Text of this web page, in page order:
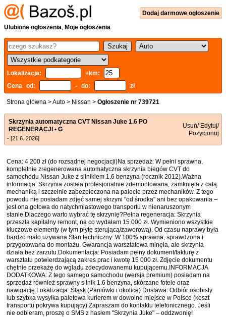
Dodaj darmowe ogłoszenie
Ulubione ogłoszenia, Moje ogłoszenia
Lokalizacja:
+km:
Cena od:
- do: zł
Strona główna >Auto > Nissan > Ogłoszenie nr 739721
Skrzynia automatyczna CVT Nissan Juke 1.6 PO
REGENERACJI • G
- [21.6. 2026]
Usuń/ Edytuj/
Pozycjonuj
Cena: 4 200 zł (do rozsądnej negocjacji)Na sprzedaż: W pełni sprawna,
kompletnie zregenerowana automatyczna skrzynia biegów CVT do
samochodu Nissan Juke z silnikiem 1.6 benzyna (rocznik 2012).Ważna
informacja: Skrzynia została profesjonalnie zdemontowana, zamknięta z całą
mechaniką i szczelnie zabezpieczona na palecie przez mechaników. Z tego
powodu nie posiadam zdjęć samej skrzyni "od środka" ani bez opakowania –
jest ona gotowa do natychmiastowego transportu w nienaruszonym
stanie.Dlaczego warto wybrać tę skrzynię?Pełna regeneracja: Skrzynia
przeszła kapitalny remont, na co wydałam 15 000 zł. Wymieniono wszystkie
kluczowe elementy (w tym płytę sterującą/zaworową). Od czasu naprawy była
bardzo mało używana.Stan techniczny: W 100% sprawna, sprawdzona i
przygotowana do montażu. Gwarancja warsztatowa minęła, ale skrzynia
działa bez zarzutu.Dokumentacja: Posiadam pełny dokument/fakturę z
warsztatu potwierdzającą zakres prac i kwotę 15 000 zł. Zdjęcie dokumentu
chętnie przekażę do wglądu zdecydowanemu kupującemu.INFORMACJA
DODATKOWA: Z tego samego samochodu (wersja premium) posiadam na
sprzedaż również sprawny silnik 1.6 benzyna, skórzane fotele oraz
nawigację.Lokalizacja: Śląsk (Paniówki i okolice).Dostawa: Odbiór osobisty
lub szybka wysyłka paletowa kurierem w dowolne miejsce w Polsce (koszt
transportu pokrywa kupujący).Zapraszam do kontaktu telefonicznego. Jeśli
nie odbieram, proszę o SMS z hasłem "Skrzynia Juke" – oddzwonię!